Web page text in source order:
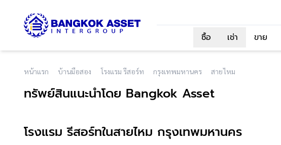
ซื้อ
เช่า ขาย
หน้าแรก บ้านมือสอง โรงแรม รีสอร์ท กรุงเทพมหานคร สายไหม
ทรัพย์สินแนะนำโดย Bangkok Asset
โรงแรม รีสอร์ทในสายไหม กรุงเทพมหานคร